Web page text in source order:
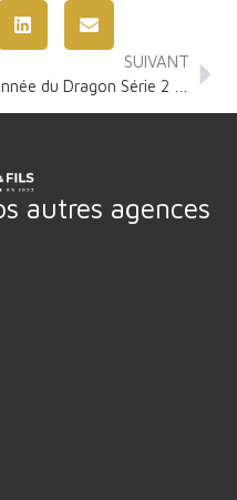
SUIVANT
autres agences